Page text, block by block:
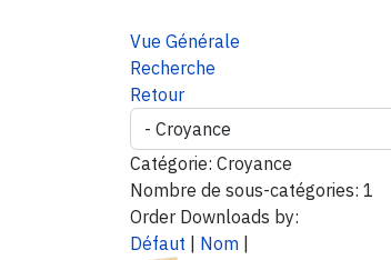
Vue Générale
Recherche
Retour
Catégorie: Croyance
Nombre de sous-catégories: 1
Order Downloads by:
Défaut
Nom